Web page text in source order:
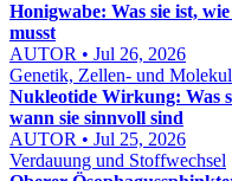
Honigwabe: Was sie ist,
musst
AUTOR • Jul 26, 2026
Genetik, Zellen- und
Nukleotide Wirkung: Was
wann sie sinnvoll sind
AUTOR • Jul 25, 2026
Verdauung und Stoffwechsel